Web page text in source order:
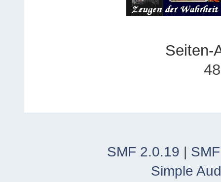
Seiten-
SMF 2.0.19 |
Simple